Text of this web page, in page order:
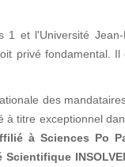
1 et l'Université Jean-
privé fondamental. Il
des
à titre exceptionnel
à Sciences Po
Scientifique